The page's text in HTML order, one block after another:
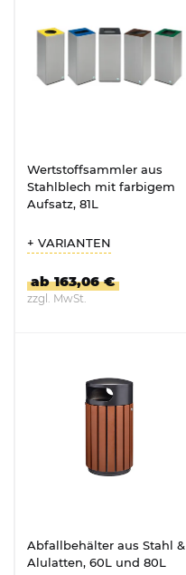
Wertstoffsammler aus
Stahlblech mit farbigem
Aufsatz, 81L
+ VARIANTEN
ab 163,06 €
zzgl. MwSt.
Abfallbehälter aus Stahl &
Alulatten, 60L und 80L